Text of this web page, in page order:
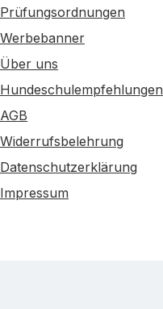
Prüfungsordnungen
Werbebanner
Über uns
Hundeschulempfehlungen
AGB
Widerrufsbelehrung
Datenschutzerklärung
Impressum